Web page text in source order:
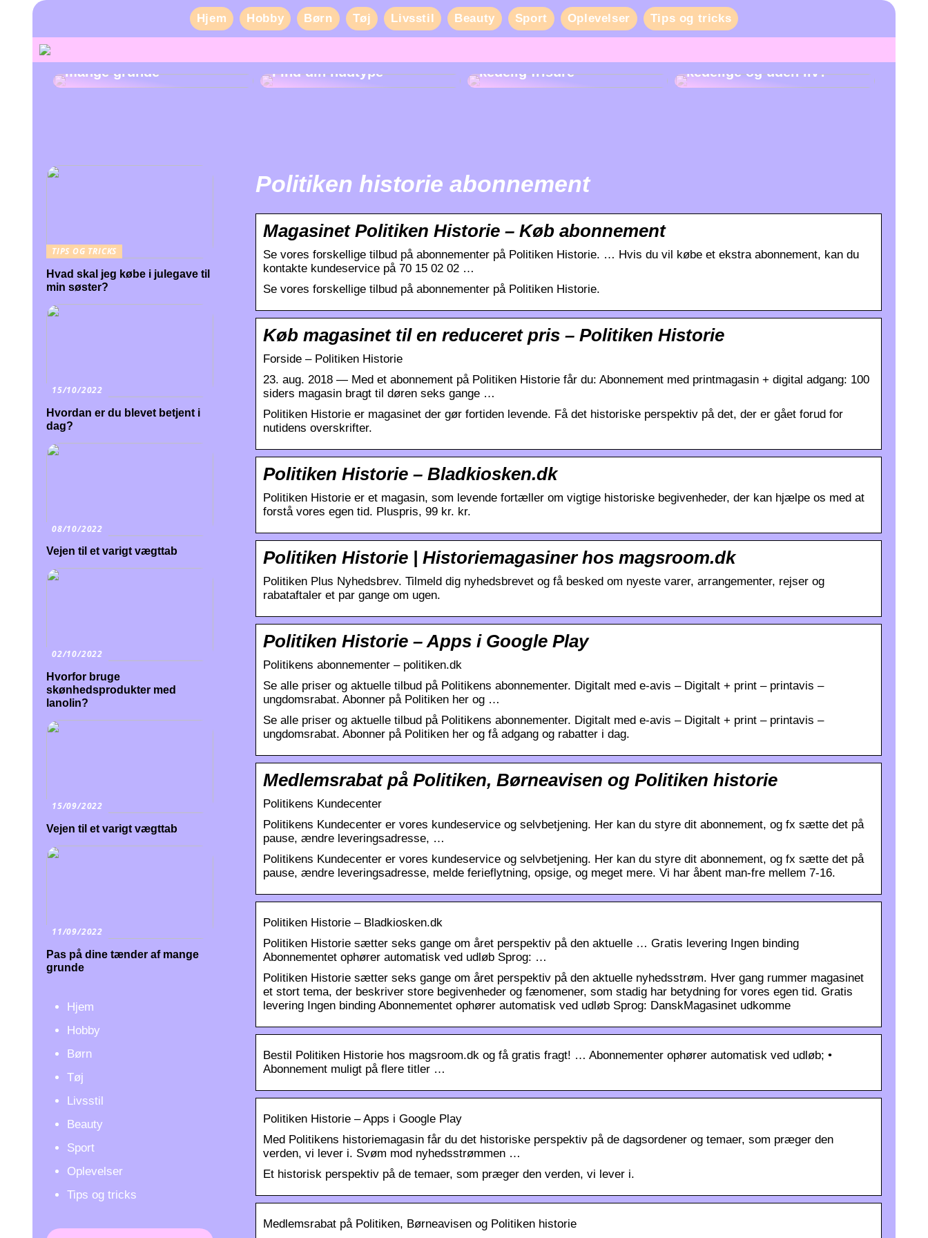
Hjem Hobby Børn Tøj Livsstil Beauty Sport Oplevelser Tips og tricks
mange grunde
Find din hudtype
kedelig frisure
kedelige og uden liv?
Politiken historie abonnement
Magasinet Politiken Historie – Køb abonnement
Se vores forskellige tilbud på abonnementer på Politiken Historie. … Hvis du vil købe et ekstra abonnement, kan du
kontakte kundeservice på 70 15 02 02 …
Se vores forskellige tilbud på abonnementer på Politiken Historie.
Køb magasinet til en reduceret pris – Politiken Historie
Forside – Politiken Historie
23. aug. 2018 — Med et abonnement på Politiken Historie får du: Abonnement med printmagasin + digital adgang: 100
siders magasin bragt til døren seks gange …
Politiken Historie er magasinet der gør fortiden levende. Få det historiske perspektiv på det, der er gået forud for
nutidens overskrifter.
Politiken Historie – Bladkiosken.dk
Politiken Historie er et magasin, som levende fortæller om vigtige historiske begivenheder, der kan hjælpe os med at
forstå vores egen tid. Pluspris, 99 kr. kr.
Politiken Historie | Historiemagasiner hos magsroom.dk
Politiken Plus Nyhedsbrev. Tilmeld dig nyhedsbrevet og få besked om nyeste varer, arrangementer, rejser og
rabataftaler et par gange om ugen.
Politiken Historie – Apps i Google Play
Politikens abonnementer – politiken.dk
Se alle priser og aktuelle tilbud på Politikens abonnementer. Digitalt med e-avis – Digitalt + print – printavis –
ungdomsrabat. Abonner på Politiken her og …
Se alle priser og aktuelle tilbud på Politikens abonnementer. Digitalt med e-avis – Digitalt + print – printavis –
ungdomsrabat. Abonner på Politiken her og få adgang og rabatter i dag.
Medlemsrabat på Politiken, Børneavisen og Politiken historie
Politikens Kundecenter
Politikens Kundecenter er vores kundeservice og selvbetjening. Her kan du styre dit abonnement, og fx sætte det på
pause, ændre leveringsadresse, …
Politikens Kundecenter er vores kundeservice og selvbetjening. Her kan du styre dit abonnement, og fx sætte det på
pause, ændre leveringsadresse, melde ferieflytning, opsige, og meget mere. Vi har åbent man-fre mellem 7-16.
Politiken Historie – Bladkiosken.dk
Politiken Historie sætter seks gange om året perspektiv på den aktuelle … Gratis levering Ingen binding
Abonnementet ophører automatisk ved udløb Sprog: …
Politiken Historie sætter seks gange om året perspektiv på den aktuelle nyhedsstrøm. Hver gang rummer magasinet
et stort tema, der beskriver store begivenheder og fænomener, som stadig har betydning for vores egen tid. Gratis
levering Ingen binding Abonnementet ophører automatisk ved udløb Sprog: DanskMagasinet udkomme
Bestil Politiken Historie hos magsroom.dk og få gratis fragt! … Abonnementer ophører automatisk ved udløb; •
Abonnement muligt på flere titler …
Politiken Historie – Apps i Google Play
Med Politikens historiemagasin får du det historiske perspektiv på de dagsordener og temaer, som præger den
verden, vi lever i. Svøm mod nyhedsstrømmen …
Et historisk perspektiv på de temaer, som præger den verden, vi lever i.
Medlemsrabat på Politiken, Børneavisen og Politiken historie
TIPS OG TRICKS
Hvad skal jeg købe i julegave til
min søster?
15/10/2022
Hvordan er du blevet betjent i
dag?
08/10/2022
Vejen til et varigt vægttab
02/10/2022
Hvorfor bruge
skønhedsprodukter med
lanolin?
15/09/2022
Vejen til et varigt vægttab
11/09/2022
Pas på dine tænder af mange
grunde
Hjem
Hobby
Børn
Tøj
Livsstil
Beauty
Sport
Oplevelser
Tips og tricks